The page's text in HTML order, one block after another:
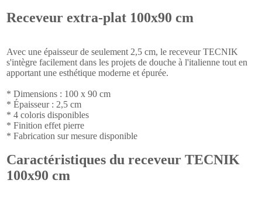
Receveur extra-plat 100x90 cm
Avec une épaisseur de seulement 2,5 cm, le receveur TECNIK
s'intègre facilement dans les projets de douche à l'italienne tout en
apportant une esthétique moderne et épurée.
* Dimensions : 100 x 90 cm
* Épaisseur : 2,5 cm
* 4 coloris disponibles
* Finition effet pierre
* Fabrication sur mesure disponible
Caractéristiques du receveur TECNIK
100x90 cm